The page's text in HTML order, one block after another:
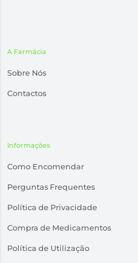
A Farmácia
Sobre Nós
Contactos
Informações
Como Encomendar
Perguntas Frequentes
Política de Privacidade
Compra de Medicamentos
Política de Utilização